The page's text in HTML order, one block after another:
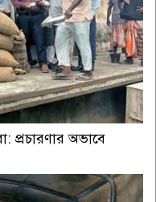
প্রচারণার অভাবে